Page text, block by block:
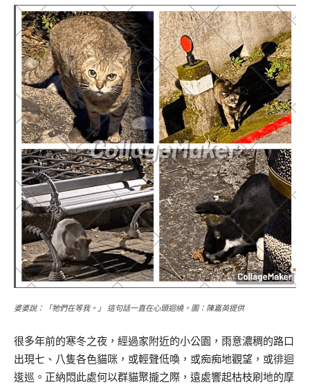
婆婆說：「牠們在等我。」 這句話一直在心頭迴繞。圖：陳嘉英提供
很多年前的寒冬之夜，經過家附近的小公園，雨意濃稠的路口
出現七、八隻各色貓咪，或輕聲低喚，或痴痴地觀望，或徘迴
逡巡。正納悶此處何以群貓聚攏之際，遠處響起枯枝刷地的摩